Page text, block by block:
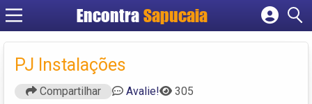
Encontra
Cadastrar empresa
PJ Instalações
Compartilhar Avalie! 305